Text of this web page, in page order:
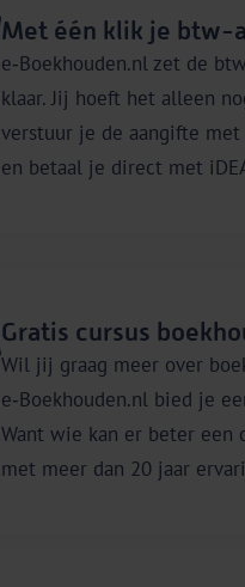
Met één klik je btw-
e‑Boekhouden.nl zet de
klaar. Jij hoeft het alleen
verstuur je de aangifte
en betaal je direct met
Gratis cursus
Wil jij graag meer over
e‑Boekhouden.nl bied je
Want wie kan er beter een
met meer dan 20 jaar